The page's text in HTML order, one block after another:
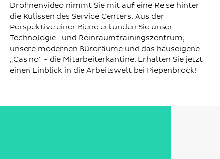
Drohnenvideo nimmt Sie mit auf eine Reise hinter
die Kulissen des Service Centers. Aus der
Perspektive einer Biene erkunden Sie unser
Technologie- und Reinraumtrainingszentrum,
unsere modernen Büroräume und das hauseigene
„Casino“ - die Mitarbeiterkantine. Erhalten Sie jetzt
einen Einblick in die Arbeitswelt bei Piepenbrock!